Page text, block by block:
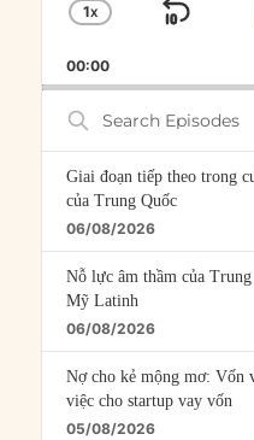
CHANGE
RATE
1X
SKIP
00:00
Search
Episodes
Giai đoạn tiếp theo trong
của Trung Quốc
06/08/2026
Nỗ lực âm thầm của
Mỹ Latinh
06/08/2026
Nợ cho kẻ mộng mơ: Vốn
việc cho startup vay vốn
05/08/2026